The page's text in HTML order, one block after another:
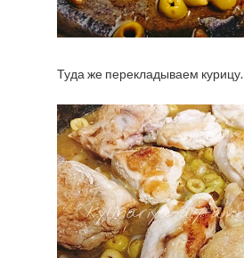
Туда же перекладываем курицу.